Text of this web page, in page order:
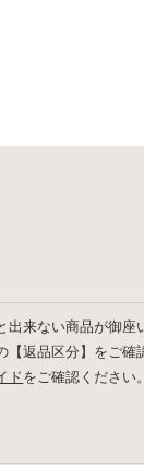
出来ない商品が御座
【返品区分】をご確
ドをご確認ください。